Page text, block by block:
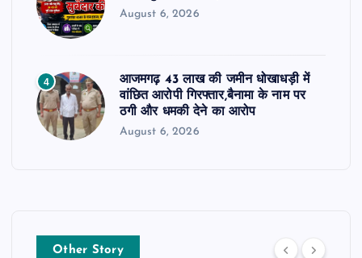
August 6, 2026
4
आजमगढ़ 43 लाख की जमीन धोखाधड़ी में
वांछित आरोपी गिरफ्तार,बैनामा के नाम पर
ठगी और धमकी देने का आरोप
August 6, 2026
Other Story